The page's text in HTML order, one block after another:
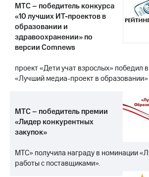
МТС – победитель конкурса
«10 лучших ИТ-проектов в
образовании и
здравоохранении» по
версии Comnews
проект «Дети учат взрослых» победил
«Лучший медиа-проект в образовании»
МТС – победитель премии
«Лидер конкурентных
закупок»
МТС» получила награду в номинации
работы с поставщиками».